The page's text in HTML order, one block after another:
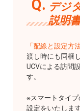
デジ
説明
「配線と設定方
渡し時にも同梱
UCVによる訪問
す。
※スマートタイプ
設定をいたしま